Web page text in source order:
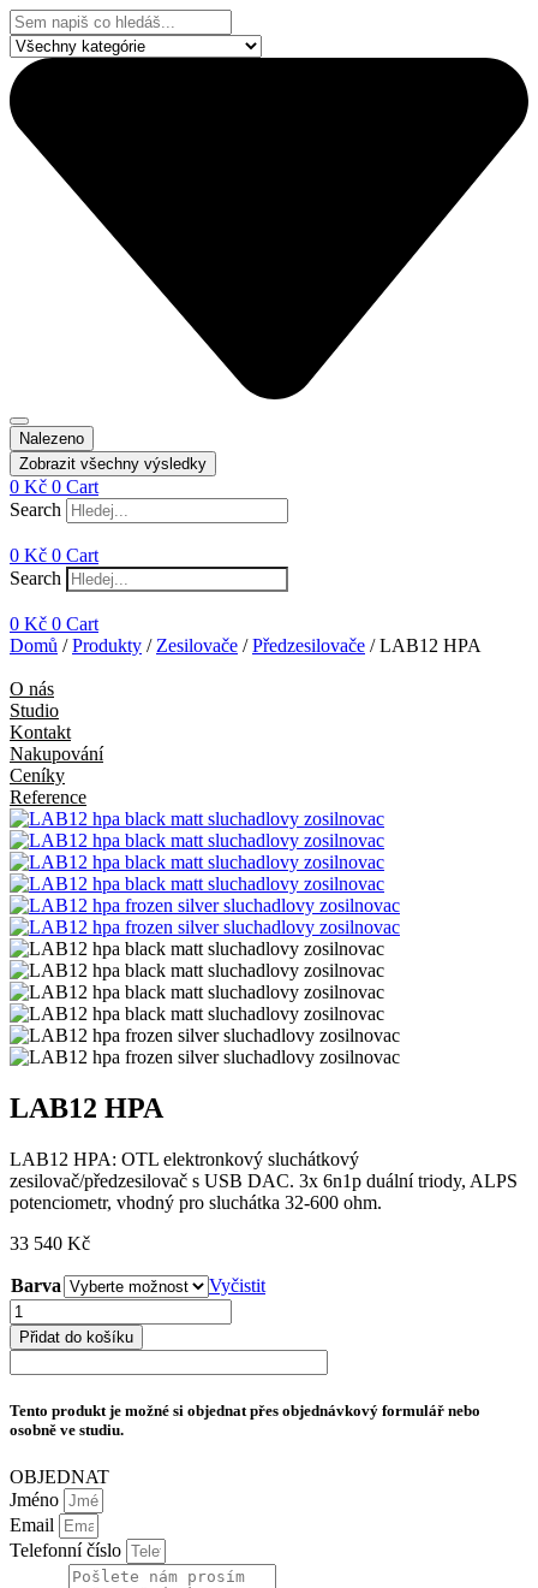
Přejít
k
obsahu
Search
...
Nalezeno
Zobrazit všechny výsledky
0 Kč 0 Cart
Search
0 Kč 0 Cart
Search
0 Kč 0 Cart
Domů /Produkty / Zesilovače /Předzesilovače / LAB12 HPA
O nás
Studio
Kontakt
Nakupování
Ceníky
Reference
LAB12 HPA
LAB12 HPA: OTL elektronkový sluchátkový
zesilovač/předzesilovač s USB DAC. 3x 6n1p duální triody, ALPS
potenciometr, vhodný pro sluchátka 32-600 ohm.
33 540 Kč
Barva
Vyčistit
LAB12
HPA
množství
Přidat do košíku
Tento produkt je možné si objednat přes objednávkový formulář nebo
osobně ve studiu.
OBJEDNAT
Jméno
Email
Telefonní číslo